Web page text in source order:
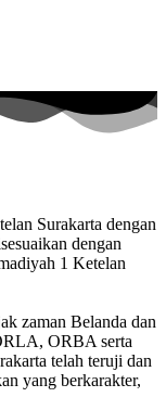
Surakarta dengan
dengan
1 Ketelan
zaman Belanda dan
ORBA serta
telah teruji dan
yang berkarakter,